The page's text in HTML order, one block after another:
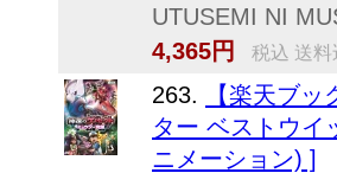
UTUSEMI NI
4,365円
税込 送料
263.
【楽天ブ
ター ベストウイ
ニメーション) ]